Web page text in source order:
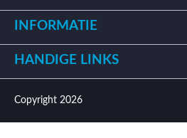
INFORMATIE
HANDIGE LINKS
Copyright 2026